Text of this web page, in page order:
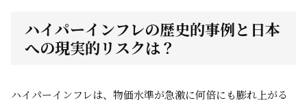
ハイパーインフレの歴史的事例と日本
への現実的リスクは？
ハイパーインフレは、物価水準が急激に何倍にも膨れ上がる